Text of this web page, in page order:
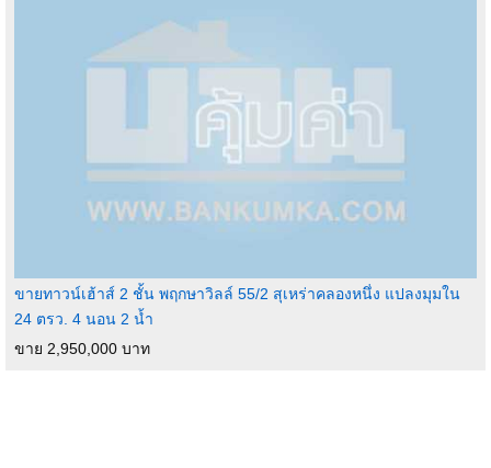
ขายทาวน์เฮ้าส์ 2 ชั้น พฤกษาวิลล์ 55/2 สุเหร่าคลองหนึ่ง แปลงมุมใน
24 ตรว. 4 นอน 2 น้ำ
ขาย 2,950,000 บาท